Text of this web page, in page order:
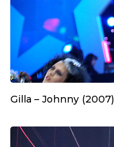
Gilla – Johnny (2007)